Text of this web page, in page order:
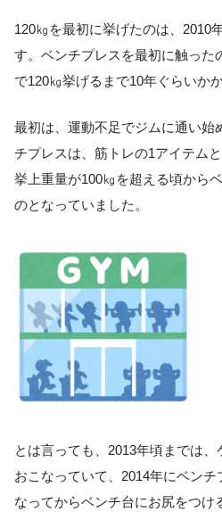
120㎏を最初に挙げたのは、2010
す。ベンチプレスを最初に触った
で120㎏挙げるまで10年ぐらいか
最初は、運動不足でジムに通い始
チプレスは、筋トレの1アイテム
挙上重量が100㎏を超える頃から
のとなっていました。
とは言っても、2013年頃までは
おこなっていて、2014年にベン
なってからベンチ台にお尻をつけ